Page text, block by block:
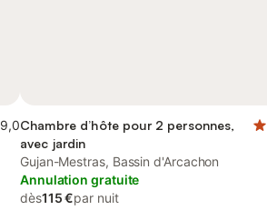
9,0Chambre d’hôte pour 2 personnes,
avec jardin
Gujan-Mestras, Bassin d'Arcachon
Annulation gratuite
dès115 €par nuit